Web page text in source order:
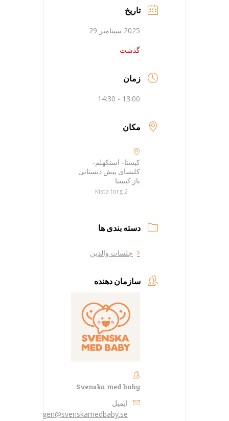
تاریخ
2025 سپتامبر 29
گذشت
زمان
13:00 - 14:30
مکان
کیستا- استکهلم-
کلیسای پیش دبستانی
باز کیستا
Kista torg 2
دسته بندی ها
جلسات والدین
سازمان دهنده
Svenska med baby
ایمیل
bokningen@svenskamedbaby.se